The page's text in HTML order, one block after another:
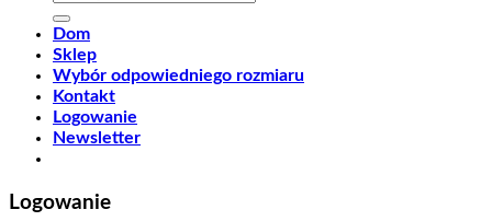
Dom
Sklep
Wybór odpowiedniego rozmiaru
Kontakt
Logowanie
Newsletter
Logowanie